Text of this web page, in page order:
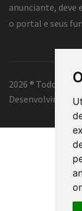
anunciante, deve
o portal e seus
2026 ® Todos os